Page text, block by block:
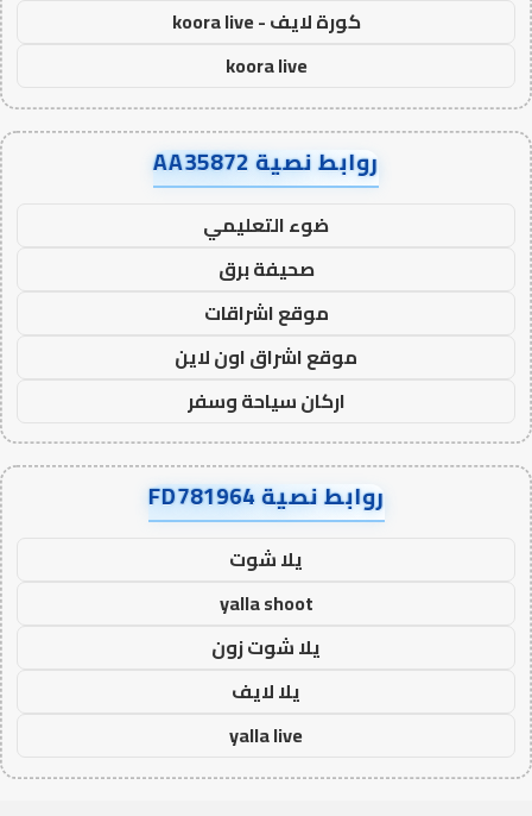
كورة لايف - koora live
koora live
روابط نصية AA35872
ضوء التعليمي
صحيفة برق
موقع اشراقات
موقع اشراق اون لاين
اركان سياحة وسفر
روابط نصية FD781964
يلا شوت
yalla shoot
يلا شوت زون
يلا لايف
yalla live